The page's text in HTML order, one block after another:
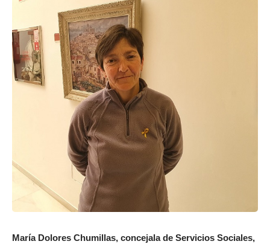
María Dolores Chumillas, concejala de Servicios Sociales,